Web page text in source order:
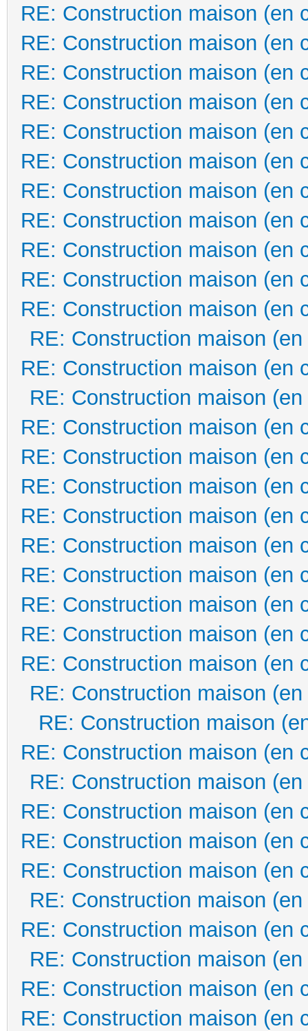
RE: Construction maison (en
RE: Construction maison (en
RE: Construction maison (en
RE: Construction maison (en
RE: Construction maison (en
RE: Construction maison (en
RE: Construction maison (en
RE: Construction maison (en
RE: Construction maison (en
RE: Construction maison (en
RE: Construction maison (en
RE: Construction maison
RE: Construction maison (en
RE: Construction maison
RE: Construction maison (en
RE: Construction maison (en
RE: Construction maison (en
RE: Construction maison (en
RE: Construction maison (en
RE: Construction maison (en
RE: Construction maison (en
RE: Construction maison (en
RE: Construction maison (en
RE: Construction maison
RE: Construction maison
RE: Construction maison (en
RE: Construction maison
RE: Construction maison (en
RE: Construction maison (en
RE: Construction maison (en
RE: Construction maison
RE: Construction maison (en
RE: Construction maison
RE: Construction maison (en
RE: Construction maison (en